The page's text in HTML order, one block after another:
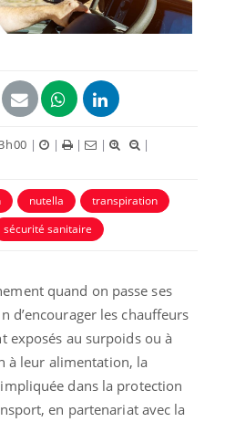
| | | |
|
nutella
transpiration
sécurité sanitaire
quand on passe ses
d’encourager les chauffeurs
exposés au surpoids ou à
à leur alimentation, la
dans la protection
en partenariat avec la